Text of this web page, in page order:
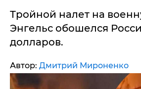
Тройной налет на
Энгельс обошелся
долларов.
Автор: Дмитрий Мироненко